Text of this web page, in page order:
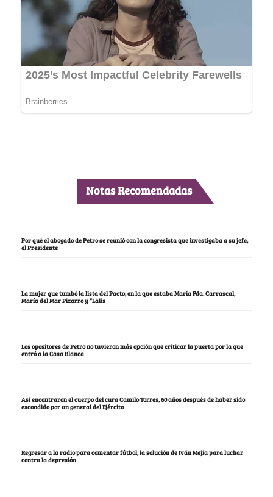
Notas Recomendadas
Por qué el abogado de Petro se reunió con la congresista que investigaba a su jefe,
el Presidente
La mujer que tumbó la lista del Pacto, en la que estaba María Fda. Carrascal,
María del Mar Pizarro y “Lalis
Los opositores de Petro no tuvieron más opción que criticar la puerta por la que
entró a la Casa Blanca
Así encontraron el cuerpo del cura Camilo Torres, 60 años después de haber sido
escondido por un general del Ejército
Regresar a la radio para comentar fútbol, la solución de Iván Mejía para luchar
contra la depresión